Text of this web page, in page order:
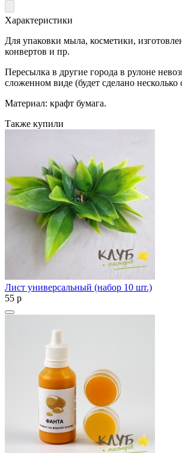
Характеристики
Для упаковки мыла, косметики,
конвертов и пр.
Пересылка в другие города в рулоне
сложенном виде (будет сделано несколько
Материал: крафт бумага.
Также купили
Лист универсальный (набор 10 шт.)
55 p